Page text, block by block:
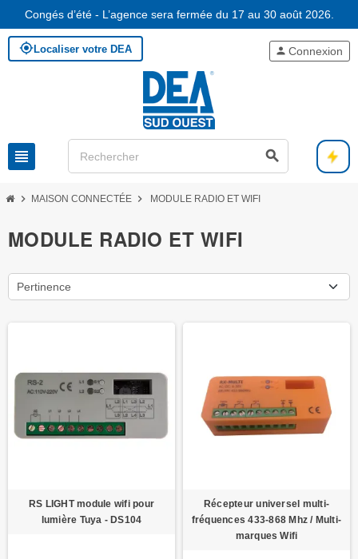
Congés d’été - L’agence sera fermée du 17 au 30 août 2026.
my_locationLocaliser votre DEA
view_headline search
person Connexion
chevron_right MAISON CONNECTÉE chevron_right MODULE RADIO ET WIFI
MODULE RADIO ET WIFI
Pertinence
RS LIGHT module wifi pour
lumière Tuya - DS104
Récepteur universel multi-
fréquences 433-868 Mhz / Multi-
marques Wifi